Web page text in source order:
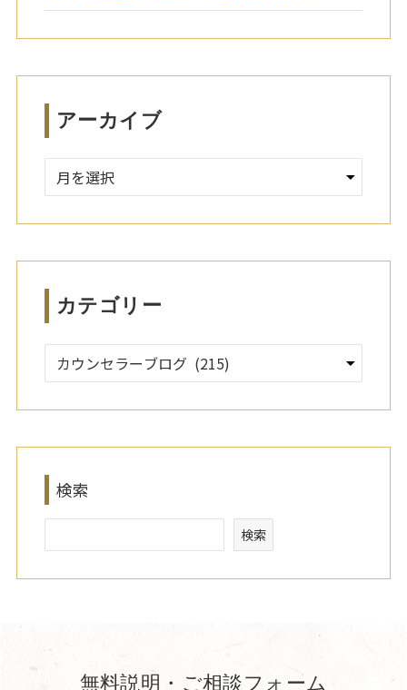
アーカイブ
ー
ブ
カテゴリー
検索
検索
無料説明・ご相談フォーム